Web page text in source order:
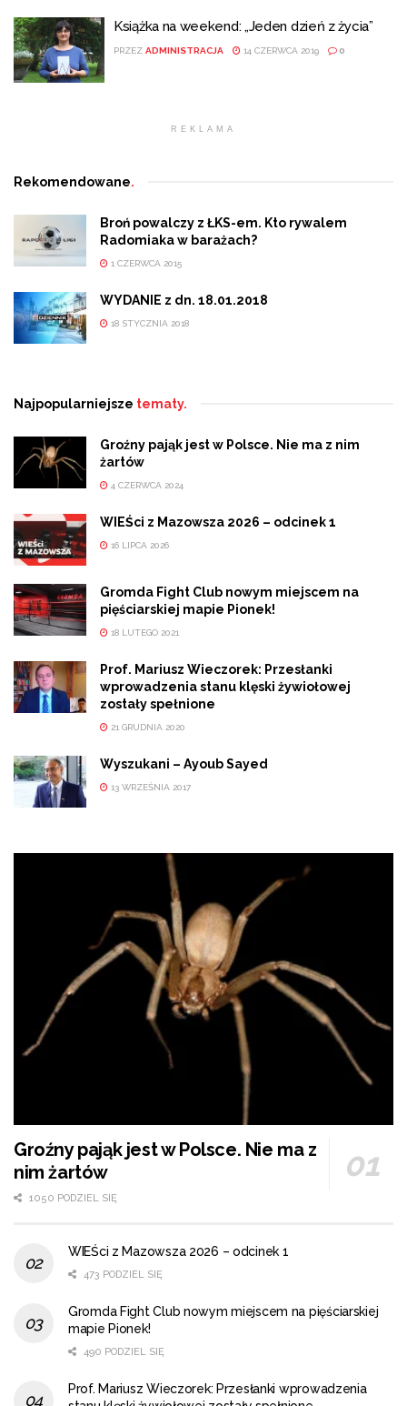
Książka na weekend: „Jeden dzień z życia”
PRZEZ ADMINISTRACJA 14 CZERWCA 2019 0
REKLAMA
Rekomendowane.
Broń powalczy z ŁKS-em. Kto rywalem
Radomiaka w barażach?
1 CZERWCA 2015
WYDANIE z dn. 18.01.2018
18 STYCZNIA 2018
Najpopularniejsze tematy.
Groźny pająk jest w Polsce. Nie ma z nim
żartów
4 CZERWCA 2024
WIEŚci z Mazowsza 2026 – odcinek 1
16 LIPCA 2026
Gromda Fight Club nowym miejscem na
pięściarskiej mapie Pionek!
18 LUTEGO 2021
Prof. Mariusz Wieczorek: Przesłanki
wprowadzenia stanu klęski żywiołowej
zostały spełnione
21 GRUDNIA 2020
Wyszukani – Ayoub Sayed
13 WRZEŚNIA 2017
Groźny pająk jest w Polsce. Nie ma z
nim żartów
1050 PODZIEL SIĘ
WIEŚci z Mazowsza 2026 – odcinek 1
473 PODZIEL SIĘ
Gromda Fight Club nowym miejscem na pięściarskiej
mapie Pionek!
490 PODZIEL SIĘ
Prof. Mariusz Wieczorek: Przesłanki wprowadzenia